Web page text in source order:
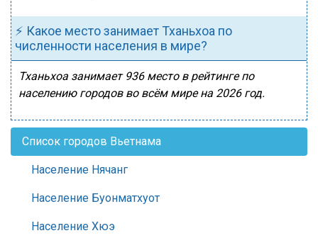
⚡ Какое место занимает Тханьхоа по
численности населения в мире?
Тханьхоа занимает 936 место в рейтинге по
населению городов во всём мире на 2026 год.
Список городов Вьетнама
Население Нячанг
Население Буонматхуот
Население Хюэ